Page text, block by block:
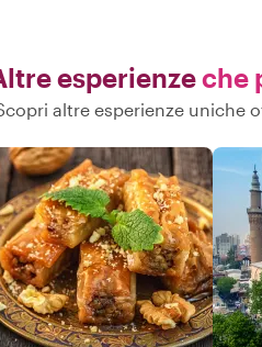
esperienzeche
altre esperienze uniche